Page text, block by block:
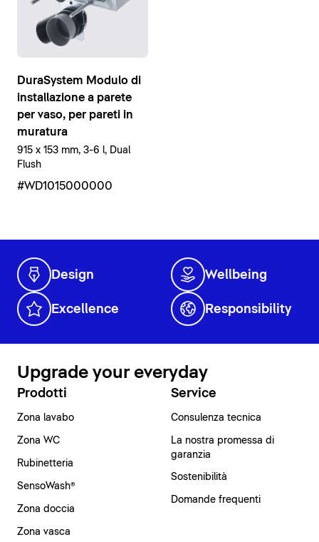
DuraSystem Modulo di
installazione a parete
per vaso, per pareti in
muratura
915 x 153 mm, 3-6 l, Dual
Flush
#WD1015000000
Design Wellbeing
Excellence Responsibility
Upgrade your everyday
Prodotti
Zona lavabo
Zona WC
Rubinetteria
SensoWash®
Zona doccia
Zona vasca
Service
Consulenza tecnica
La nostra promessa di
garanzia
Sostenibilità
Domande frequenti